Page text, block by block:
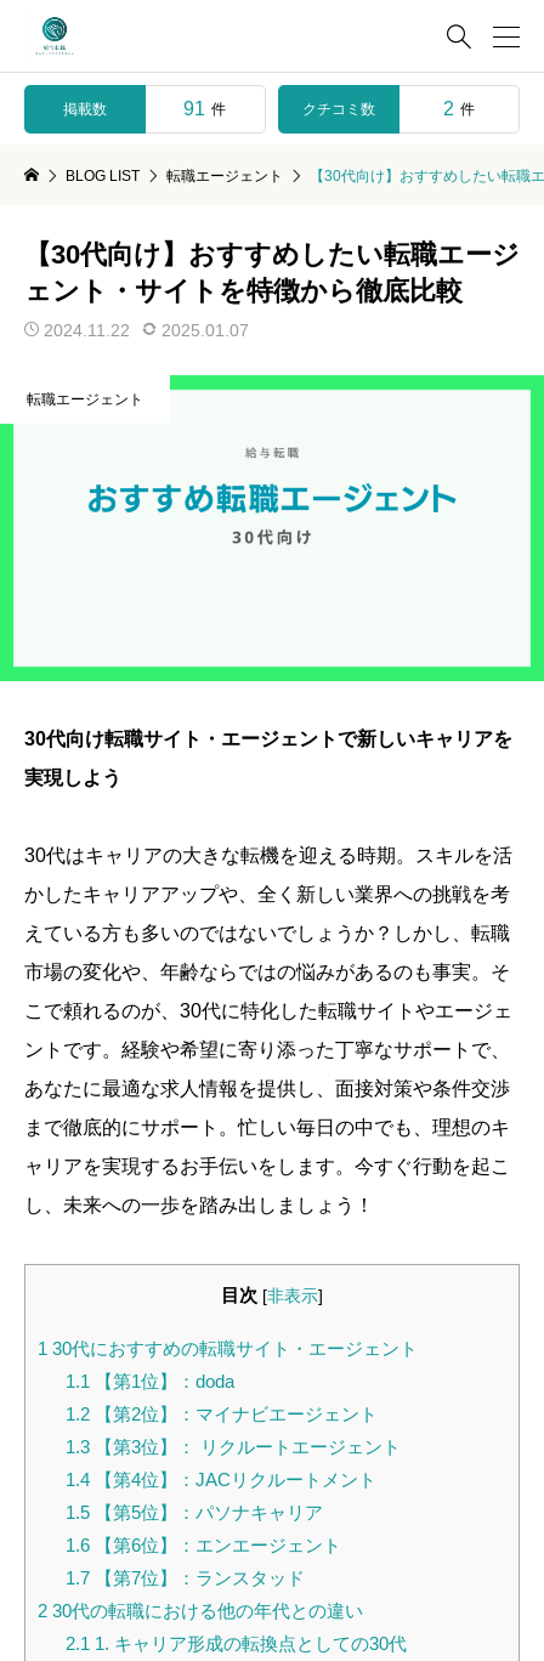

掲載数 91 件 クチコミ数 2 件
BLOG LIST 転職エージェント 【30代向け】おすすめしたい転職
【30代向け】おすすめしたい転職エージ
ェント・サイトを特徴から徹底比較
2024.11.22 2025.01.07
転職エージェント
30代向け転職サイト・エージェントで新しいキャリアを
実現しよう
30代はキャリアの大きな転機を迎える時期。スキルを活
かしたキャリアアップや、全く新しい業界への挑戦を考
えている方も多いのではないでしょうか？しかし、転職
市場の変化や、年齢ならではの悩みがあるのも事実。そ
こで頼れるのが、30代に特化した転職サイトやエージェ
ントです。経験や希望に寄り添った丁寧なサポートで、
あなたに最適な求人情報を提供し、面接対策や条件交渉
まで徹底的にサポート。忙しい毎日の中でも、理想のキ
ャリアを実現するお手伝いをします。今すぐ行動を起こ
し、未来への一歩を踏み出しましょう！
目次 [非表示]
1 30代におすすめの転職サイト・エージェント
1.1 【第1位】：doda
1.2【第2位】：マイナビエージェント
1.3【第3位】： リクルートエージェント
1.4【第4位】：JACリクルートメント
1.5【第5位】：パソナキャリア
1.6【第6位】：エンエージェント
1.7【第7位】：ランスタッド
2 30代の転職における他の年代との違い
2.1 1. キャリア形成の転換点としての30代